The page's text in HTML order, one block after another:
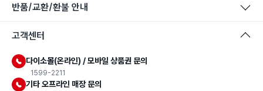
반품/교환/환불 안내
고객센터
다이소몰(온라인) / 모바일 상품권 문의
1599-2211
기타 오프라인 매장 문의